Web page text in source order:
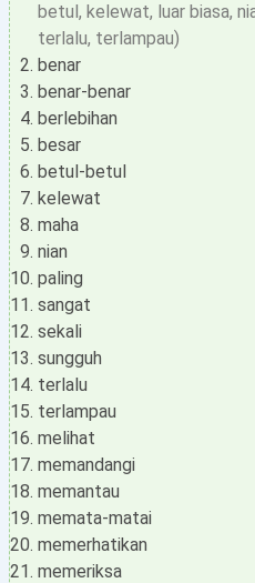
betul, kelewat, luar biasa,
terlalu, terlampau)
benar
benar-benar
berlebihan
besar
betul-betul
kelewat
maha
nian
paling
sangat
sekali
sungguh
terlalu
terlampau
melihat
memandangi
memantau
memata-matai
memerhatikan
memeriksa